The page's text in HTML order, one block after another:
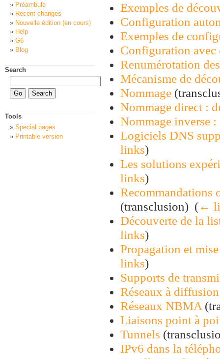
Exemples de
Configuration
Exemples de
Configuration avec
Renumérotation
Mécanisme de
Nommage
Nommage direct :
Nommage inverse :
Logiciels DNS
links)
Les solutions
links)
Recommandations
(transclusion) ‎ (←
Découverte de la
links)
Propagation et
links)
Supports de
Réseaux à diffusion
Réseaux NBMA
Liaisons point à
Tunnels
IPv6 dans la
Préambule
Recent changes
Nouvelle édition (en cours)
Help
G6
Blog
Search
Tools
Special pages
Printable version